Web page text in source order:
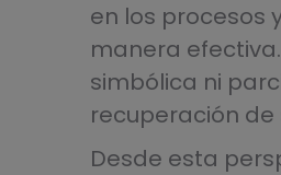
en los procesos
manera
simbólica ni
recuperación de
Desde esta